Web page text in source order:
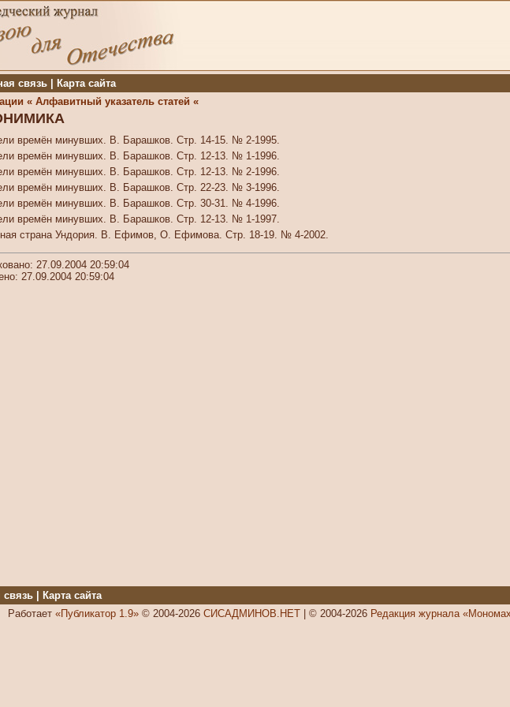
связь
Карта сайта
« Алфавитный указатель статей «
времён минувших. В. Барашков. Стр. 14-15. № 2-1995.
времён минувших. В. Барашков. Стр. 12-13. № 1-1996.
времён минувших. В. Барашков. Стр. 12-13. № 2-1996.
времён минувших. В. Барашков. Стр. 22-23. № 3-1996.
времён минувших. В. Барашков. Стр. 30-31. № 4-1996.
времён минувших. В. Барашков. Стр. 12-13. № 1-1997.
страна Ундория. В. Ефимов, О. Ефимова. Стр. 18-19. № 4-2002.
27.09.2004 20:59:04
27.09.2004 20:59:04
связь
Карта сайта
Работает «Публикатор 1.9»© 2004-2026 СИСАДМИНОВ.НЕТ| © 2004-2026 Редакция журнала